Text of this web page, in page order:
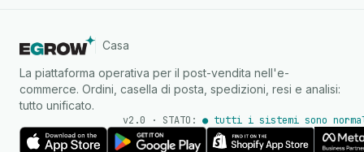
Casa
La piattaforma operativa per il post-vendita nell'e-
commerce. Ordini, casella di posta, spedizioni, resi e analisi:
tutto unificato.
v2.0 · STATO: ● tutti i sistemi sono